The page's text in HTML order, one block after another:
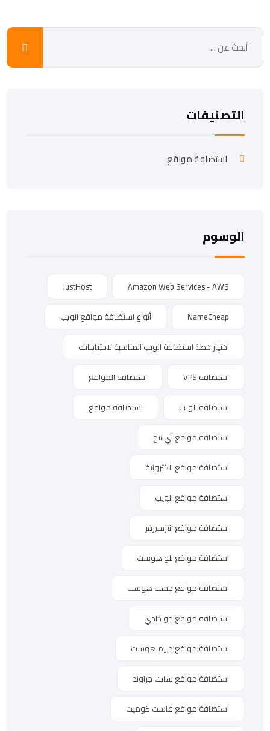
التصنيفات
استضافة مواقع
الوسوم
Amazon Web Services - AWS
JustHost
NameCheap أنواع استضافة مواقع الويب
اختيار خطة استضافة الويب المناسبة لاحتياجاتك
استضافة VPS استضافة المواقع
استضافة الويب استضافة مواقع
استضافة مواقع آي بيج
استضافة مواقع الكترونية
استضافة مواقع الويب
استضافة مواقع انترسيرفر
استضافة مواقع بلو هوست
استضافة مواقع جست هوست
استضافة مواقع جو دادي
استضافة مواقع دريم هوست
استضافة مواقع سايت جراوند
استضافة مواقع فاست كوميت